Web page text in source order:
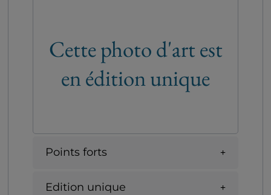
Cette photo d'art est
en édition unique
Points forts
Edition unique